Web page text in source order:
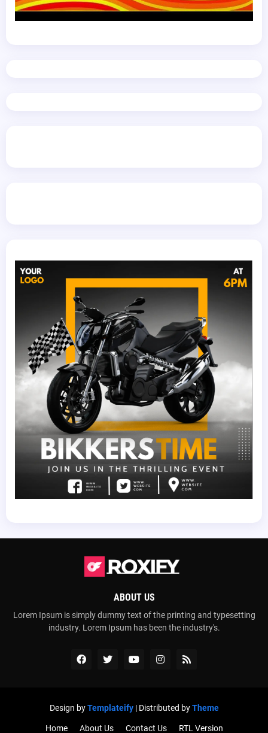
ABOUT US
Lorem Ipsum is simply dummy text of the printing and typesetting
industry. Lorem Ipsum has been the industry's.
Design byTemplateify| Distributed byTheme
Home About Us Contact Us RTL Version